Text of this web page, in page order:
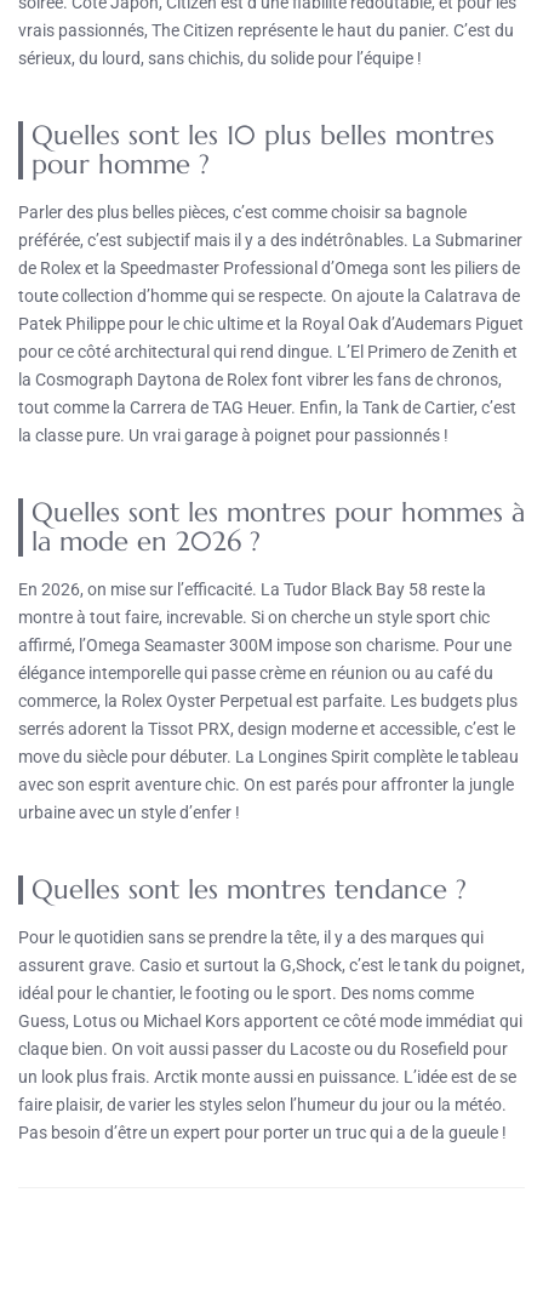
vrais passionnés, The Citizen représente le haut du panier. C’est du
sérieux, du lourd, sans chichis, du solide pour l’équipe !
Quelles sont les 10 plus belles montres
pour homme ?
Parler des plus belles pièces, c’est comme choisir sa bagnole
préférée, c’est subjectif mais il y a des indétrônables. La Submariner
de Rolex et la Speedmaster Professional d’Omega sont les piliers de
toute collection d’homme qui se respecte. On ajoute la Calatrava de
Patek Philippe pour le chic ultime et la Royal Oak d’Audemars Piguet
pour ce côté architectural qui rend dingue. L’El Primero de Zenith et
la Cosmograph Daytona de Rolex font vibrer les fans de chronos,
tout comme la Carrera de TAG Heuer. Enfin, la Tank de Cartier, c’est
la classe pure. Un vrai garage à poignet pour passionnés !
Quelles sont les montres pour hommes à
la mode en 2026 ?
En 2026, on mise sur l’efficacité. La Tudor Black Bay 58 reste la
montre à tout faire, increvable. Si on cherche un style sport chic
affirmé, l’Omega Seamaster 300M impose son charisme. Pour une
élégance intemporelle qui passe crème en réunion ou au café du
commerce, la Rolex Oyster Perpetual est parfaite. Les budgets plus
serrés adorent la Tissot PRX, design moderne et accessible, c’est le
move du siècle pour débuter. La Longines Spirit complète le tableau
avec son esprit aventure chic. On est parés pour affronter la jungle
urbaine avec un style d’enfer !
Quelles sont les montres tendance ?
Pour le quotidien sans se prendre la tête, il y a des marques qui
assurent grave. Casio et surtout la G,Shock, c’est le tank du poignet,
idéal pour le chantier, le footing ou le sport. Des noms comme
Guess, Lotus ou Michael Kors apportent ce côté mode immédiat qui
claque bien. On voit aussi passer du Lacoste ou du Rosefield pour
un look plus frais. Arctik monte aussi en puissance. L’idée est de se
faire plaisir, de varier les styles selon l’humeur du jour ou la météo.
Pas besoin d’être un expert pour porter un truc qui a de la gueule !